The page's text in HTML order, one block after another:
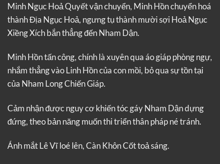
Minh Ngục Hoả Quyết vận chuyển, Minh Hồn chuyển hoá
thành Địa Ngục Hoả, ngưng tụ thành mười sợi Hoả Ngục
Xiềng Xích bắn thẳng đến Nham Dận.
Minh Hồn tấn công, chính là xuyên qua áo giáp phòng ngự,
nhắm thẳng vào Linh Hồn của con mồi, bỏ qua sự tồn tại
của Nham Long Chiến Giáp.
Cảm nhận được nguy cơ khiến tóc gáy Nham Dận dựng
đứng, theo bản năng muốn thi triển thân pháp né tránh.
Ánh mắt Lê Vĩ loé lên, Càn Khôn Cốt toả sáng.